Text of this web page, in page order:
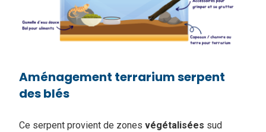
Aménagement terrarium serpent
des blés
Ce serpent provient de zones végétalisées sud